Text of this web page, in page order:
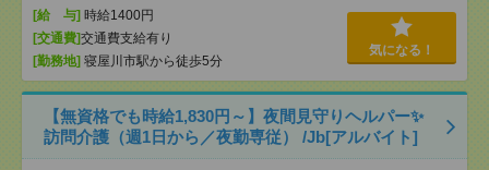
[給 与] 時給1400円
[交通費]交通費支給有り
[勤務地] 寝屋川市駅から徒歩5分
気になる！
【無資格でも時給1,830円～】夜間見守りヘルパー✨
訪問介護（週1日から／夜勤専従） /Jb[アルバイト]